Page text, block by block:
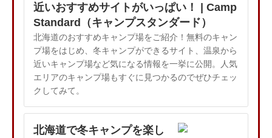
近いおすすめサイトがいっぱい！ | Camp
Standard（キャンプスタンダード）
北海道のおすすめキャンプ場をご紹介！無料のキャン
プ場をはじめ、冬キャンプができるサイト、温泉から
近いキャンプ場など気になる情報を一挙に公開。人気
エリアのキャンプ場もすぐに見つかるのでぜひチェッ
クしてみて。
北海道で冬キャンプを楽し